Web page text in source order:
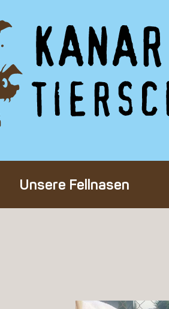
Unsere Fellnasen
Alle Hunde